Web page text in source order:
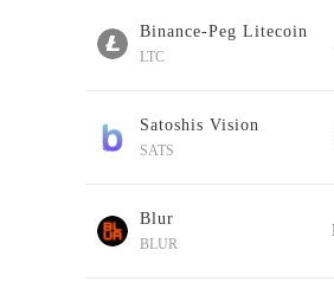
Binance-Peg Litecoin
LTC
Satoshis Vision
SATS
Blur
BLUR